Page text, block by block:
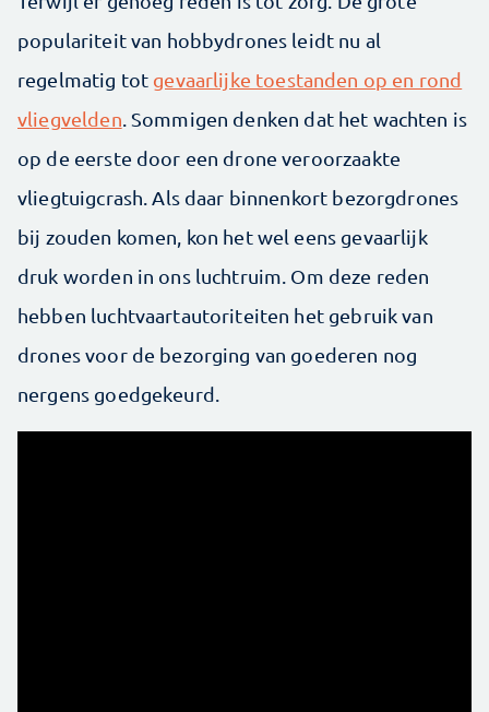
populariteit van hobbydrones leidt nu al
regelmatig tot gevaarlijke toestanden op en rond
vliegvelden . Sommigen denken dat het wachten is
op de eerste door een drone veroorzaakte
vliegtuigcrash. Als daar binnenkort bezorgdrones
bij zouden komen, kon het wel eens gevaarlijk
druk worden in ons luchtruim. Om deze reden
hebben luchtvaartautoriteiten het gebruik van
drones voor de bezorging van goederen nog
nergens goedgekeurd.